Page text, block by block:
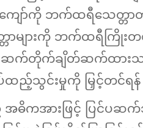
ော်ကို ဘက်ထရီသေတ္တာ
များကို ဘက်ထရီကြိုးတစ်
ဆက်တိုက်ချိတ်ဆက်ထာ
စပ်ထည့်သွင်းမှုကို မြှင့်တ
ဓိကအားဖြင့် ပြင်ပဆ